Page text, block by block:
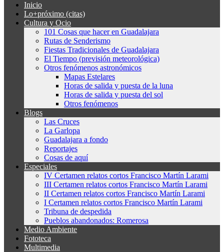
Inicio
Lo+próximo (citas)
Cultura y Ocio
101 Cosas que hacer en Guadalajara
Rutas de Senderismo
Fiestas Tradicionales de Guadalajara
El Tiempo (previsión meteorológica)
Otros fenómenos astronómicos
Mapas Estelares
Horas de salida y puesta de la luna
Horas de salida y puesta del sol
Otros fenómenos
Blogs
Las Cruces
La Garlopa
Guadalajara a fondo
Reportajes
Cosas de aquí
Especiales
IV Certamen relatos cortos Francisco Martín Larami
III Certamen relatos cortos Francisco Martín Larami
II Certamen relatos cortos Francisco Martín Larami
I Certamen relatos cortos Francisco Martín Larami
Tribuna de despedida
Pueblos abandonados: Romerosa
Medio Ambiente
Fototeca
Multimedia